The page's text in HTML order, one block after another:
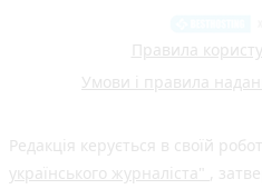
Правила
Умови і правила
Редакція керується в своїй роботі
українського журналіста" ,